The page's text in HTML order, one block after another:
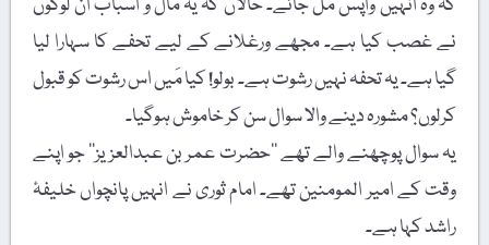
کہ وہ انہیں واپس مل جائے۔ حالاں کہ یہ مال و اسباب ان لوگوں
نے غصب کیا ہے۔ مجھے ورغلانے کے لیے تحفے کا سہارا لیا
گیا ہے۔ یہ تحفہ نہیں رشوت ہے۔ بولو! کیا مَیں اس رشوت کو قبول
کرلوں؟ مشورہ دینے والا سوال سن کر خاموش ہوگیا۔
یہ سوال پوچھنے والے تھے ’’حضرت عمر بن عبدالعزیز‘‘ جو اپنے
وقت کے امیر المومنین تھے۔ امام ثوری نے انہیں پانچواں خلیفۂ
راشد کہا ہے۔